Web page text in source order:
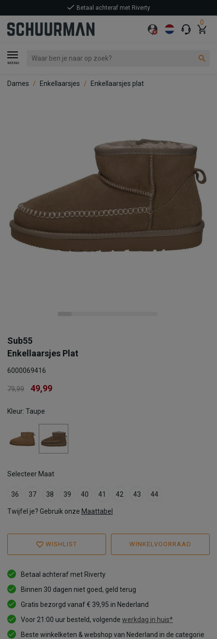
0
MENU
Betaal achteraf met Riverty
Dames Enkellaarsjes Enkellaarsjes plat
Sub55
Enkellaarsjes Plat
6000069416
79,99 49,99
Kleur: Taupe
Selecteer Maat
36 37 38 39 40 41 42 43 44
Twijfel je? Gebruik onze Maattabel
WISHLIST WINKELVOORRAAD
Betaal achteraf met Riverty
Binnen 30 dagen niet goed, geld terug
Gratis bezorgd vanaf € 39,95 in Nederland
Voor 21:00 uur besteld, volgende werkdag in huis*
Beste winkelketen & webshop van Nederland in de categorie